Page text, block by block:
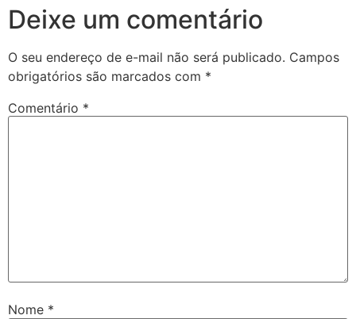
Deixe um comentário
O seu endereço de e-mail não será publicado. Campos
obrigatórios são marcados com *
Comentário *
Nome *